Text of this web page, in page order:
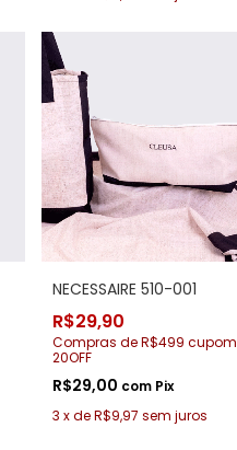
NECESSAIRE 510-001
R$29,90
Compras de R$499 cupom
20OFF
R$29,00 com Pix
3 xdeR$9,97 sem juros